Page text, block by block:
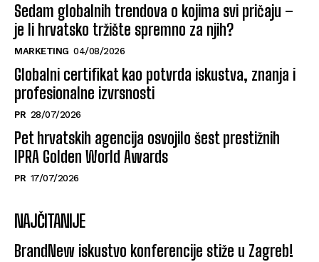
Sedam globalnih trendova o kojima svi pričaju –
je li hrvatsko tržište spremno za njih?
MARKETING 04/08/2026
Globalni certifikat kao potvrda iskustva, znanja i
profesionalne izvrsnosti
PR 28/07/2026
Pet hrvatskih agencija osvojilo šest prestižnih
IPRA Golden World Awards
PR 17/07/2026
NAJČITANIJE
BrandNew iskustvo konferencije stiže u Zagreb!